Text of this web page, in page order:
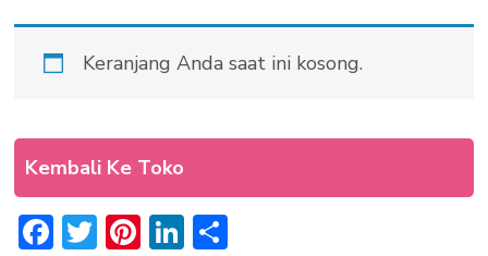
Keranjang Anda saat ini kosong.
Kembali Ke Toko
Facebook
Twitter
Pinterest
LinkedIn